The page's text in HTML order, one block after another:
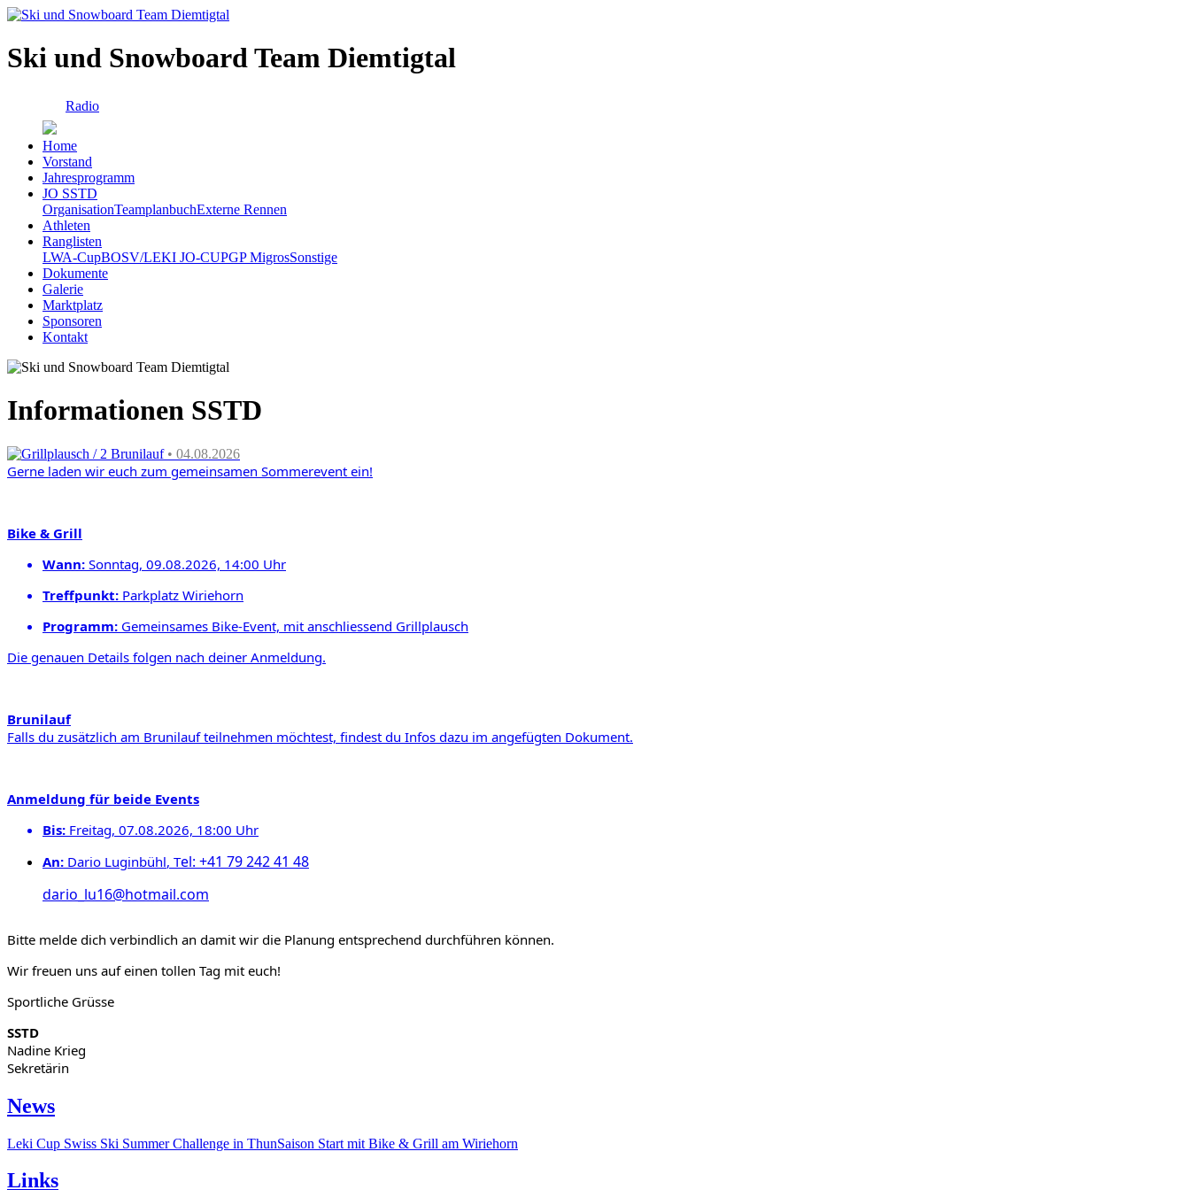
Ski und Snowboard Team Diemtigtal
Radio
Home
Vorstand
Jahresprogramm
JO SSTD
OrganisationTeamplanbuchExterne Rennen
Athleten
Ranglisten
LWA-CupBOSV/LEKI JO-CUPGP MigrosSonstige
Dokumente
Galerie
Marktplatz
Sponsoren
Kontakt
Informationen SSTD
Grillplausch / 2 Brunilauf• 04.08.2026
Gerne laden wir euch zum gemeinsamen Sommerevent ein!
Bike & Grill
Wann: Sonntag, 09.08.2026, 14:00 Uhr
Treffpunkt: Parkplatz Wiriehorn
Programm: Gemeinsames Bike-Event, mit anschliessend Grillplausch
Die genauen Details folgen nach deiner Anmeldung.
Brunilauf
Falls du zusätzlich am Brunilauf teilnehmen möchtest, findest du Infos dazu im angefügten Dokument.
Anmeldung für beide Events
Bis: Freitag, 07.08.2026, 18:00 Uhr
An: Dario Luginbühl, Tel: +41 79 242 41 48
dario_lu16@hotmail.com
Bitte melde dich verbindlich an damit wir die Planung entsprechend durchführen können.
Wir freuen uns auf einen tollen Tag mit euch!
Sportliche Grüsse
SSTD
Nadine Krieg
Sekretärin
News
Leki Cup Swiss Ski Summer Challenge in ThunSaison Start mit Bike & Grill am Wiriehorn
Links